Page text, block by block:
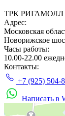
ТРК РИГАМОЛЛ
Адрес:
Московская
Новорижское
Часы работы:
10.00-22.00
Контакты:
+7 (925) 504-
Написать в